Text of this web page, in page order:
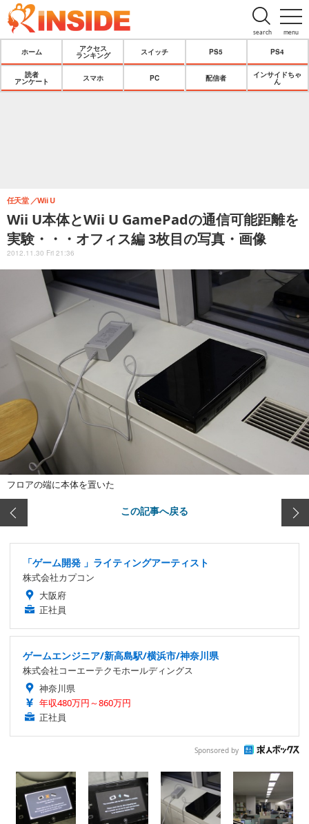
menu
search
ホーム
アクセス
ランキング
スイッチ PS5 PS4
読者
アンケート
スマホ PC 配信者
インサイドちゃ
ん
Wii U本体とWii U GamePadの通信可能距離を
実験・・・オフィス編 3枚目の写真・画像
任天堂 Wii U
2012.11.30 Fri 21:36
フロアの端に本体を置いた
この記事へ戻る
「ゲーム開発 」ライティングアーティスト
株式会社カプコン
大阪府
正社員
ゲームエンジニア/新高島駅/横浜市/神奈川県
株式会社コーエーテクモホールディングス
神奈川県
年収480万円～860万円
正社員
Sponsored by